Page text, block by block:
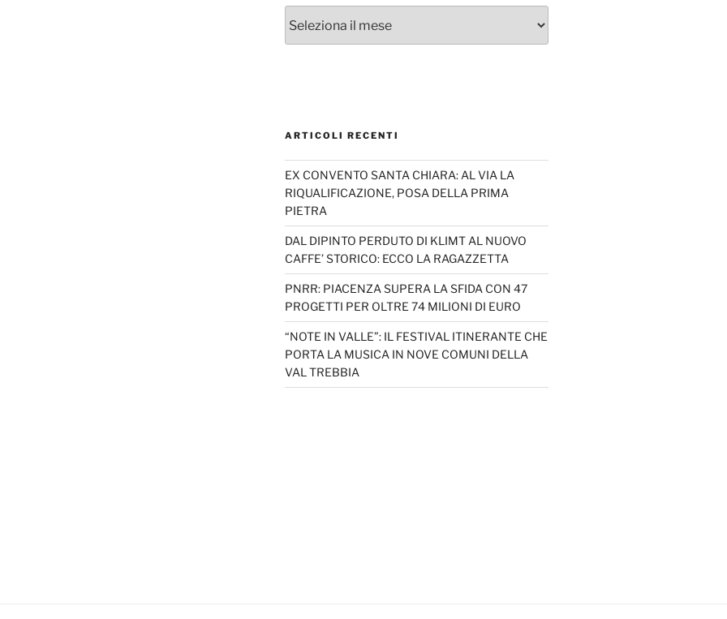
ARTICOLI RECENTI
EX CONVENTO SANTA CHIARA: AL VIA LA
RIQUALIFICAZIONE, POSA DELLA PRIMA
PIETRA
DAL DIPINTO PERDUTO DI KLIMT AL NUOVO
CAFFE’ STORICO: ECCO LA RAGAZZETTA
PNRR: PIACENZA SUPERA LA SFIDA CON 47
PROGETTI PER OLTRE 74 MILIONI DI EURO
“NOTE IN VALLE”: IL FESTIVAL ITINERANTE CHE
PORTA LA MUSICA IN NOVE COMUNI DELLA
VAL TREBBIA